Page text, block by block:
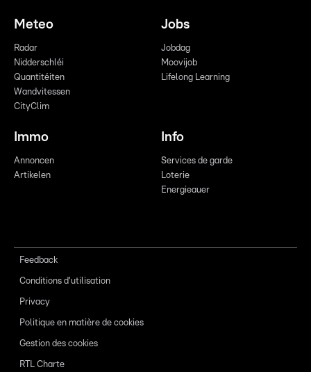
Meteo
Radar
Nidderschléi
Quantitéiten
Wandvitessen
CityClim
Jobs
Jobdag
Moovijob
Lifelong Learning
Immo
Annoncen
Artikelen
Info
Services de garde
Loterie
Energieauer
Feedback
Conditions d'utilisation
Privacy
Politique en matière de cookies
Gestion des cookies
RTL Charte